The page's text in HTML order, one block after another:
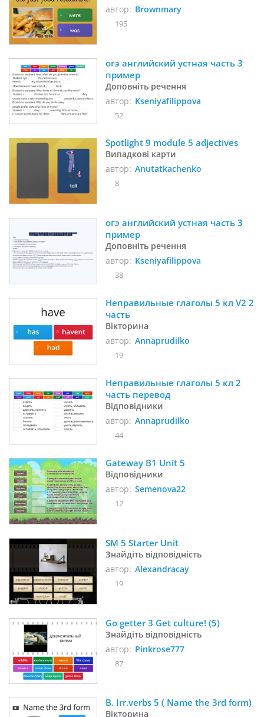
автор: Brownmary
195
огэ английский устная часть 3
пример
Доповніть речення
автор: Kseniyafilippova
52
Spotlight 9 module 5 adjectives
Випадкові карти
автор: Anutatkachenko
8
огэ английский устная часть 3
Доповніть речення
автор: Kseniyafilippova
38
Неправильные глаголы 5 кл V2 2
часть
Вікторина
автор: Annaprudilko
19
Неправильные глаголы 5 кл 2
часть перевод
Відповідники
автор: Annaprudilko
44
Gateway B1 Unit 5
Відповідники
автор: Semenova22
12
SM 5 Starter Unit
Знайдіть відповідність
автор: Alexandracay
19
Go getter 3 Get culture! (5)
Знайдіть відповідність
автор: Pinkrose777
87
Вікторина